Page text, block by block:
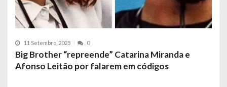
11 Setembro, 2025 0
Big Brother “repreende” Catarina Miranda e
Afonso Leitão por falarem em códigos